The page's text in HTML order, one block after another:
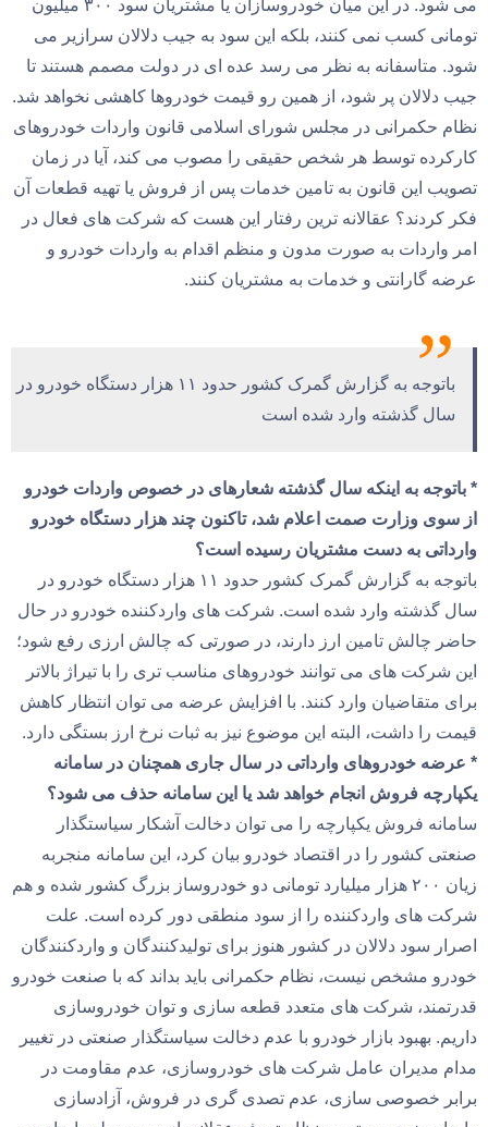
می شود. در این میان خودروسازان یا مشتریان سود ۳۰۰ میلیون
تومانی کسب نمی کنند، بلکه این سود به جیب دلالان سرازیر می
شود. متاسفانه به نظر می رسد عده ای در دولت مصمم هستند تا
جیب دلالان پر شود، از همین رو قیمت خودروها کاهشی نخواهد شد.
نظام حکمرانی در مجلس شورای اسلامی قانون واردات خودروهای
کارکرده توسط هر شخص حقیقی را مصوب می کند، آیا در زمان
تصویب این قانون به تامین خدمات پس از فروش یا تهیه قطعات آن
فکر کردند؟ عقالانه ترین رفتار این هست که شرکت های فعال در
امر واردات به صورت مدون و منظم اقدام به واردات خودرو و
عرضه گارانتی و خدمات به مشتریان کنند.
باتوجه به گزارش گمرک کشور حدود ۱۱ هزار دستگاه خودرو در
سال گذشته وارد شده است
* باتوجه به اینکه سال گذشته شعارهای در خصوص واردات خودرو
از سوی وزارت صمت اعلام شد، تاکنون چند هزار دستگاه خودرو
وارداتی به دست مشتریان رسیده است؟
باتوجه به گزارش گمرک کشور حدود ۱۱ هزار دستگاه خودرو در
سال گذشته وارد شده است. شرکت های واردکننده خودرو در حال
حاضر چالش تامین ارز دارند، در صورتی که چالش ارزی رفع شود؛
این شرکت های می توانند خودروهای مناسب تری را با تیراژ بالاتر
برای متقاضیان وارد کنند. با افزایش عرضه می توان انتظار کاهش
قیمت را داشت، البته این موضوع نیز به ثبات نرخ ارز بستگی دارد.
* عرضه خودروهای وارداتی در سال جاری همچنان در سامانه
یکپارچه فروش انجام خواهد شد یا این سامانه حذف می شود؟
سامانه فروش یکپارچه را می توان دخالت آشکار سیاستگذار
صنعتی کشور را در اقتصاد خودرو بیان کرد، این سامانه منجربه
زیان ۲۰۰ هزار میلیارد تومانی دو خودروساز بزرگ کشور شده و هم
شرکت های واردکننده را از سود منطقی دور کرده است. علت
اصرار سود دلالان در کشور هنوز برای تولیدکنندگان و واردکنندگان
خودرو مشخص نیست، نظام حکمرانی باید بداند که با صنعت خودرو
قدرتمند، شرکت های متعدد قطعه سازی و توان خودروسازی
داریم. بهبود بازار خودرو با عدم دخالت سیاستگذار صنعتی در تغییر
مدام مدیران عامل شرکت های خودروسازی، عدم مقاومت در
برابر خصوصی سازی، عدم تصدی گری در فروش، آزادسازی